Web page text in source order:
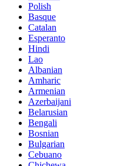
Polish
Basque
Catalan
Esperanto
Hindi
Lao
Albanian
Amharic
Armenian
Azerbaijani
Belarusian
Bengali
Bosnian
Bulgarian
Cebuano